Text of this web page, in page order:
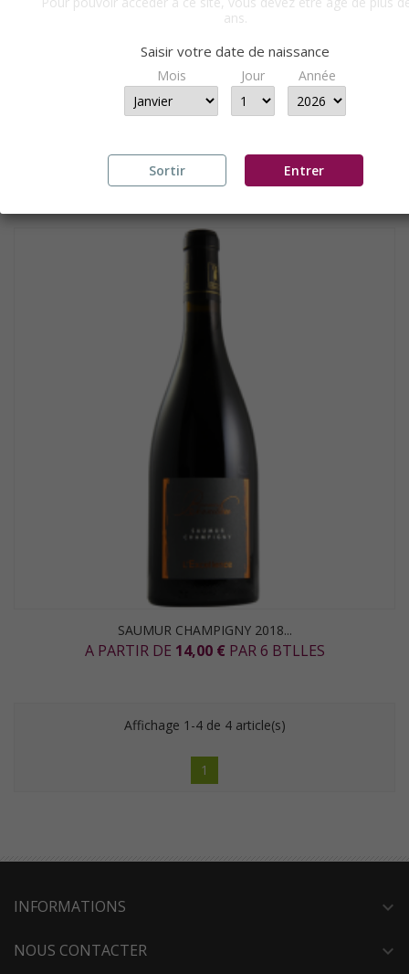
SAUMUR CHAMPIGNY 2021...
A PARTIR DE12,90 €PAR 6 BTLLES
SAUMUR CHAMPIGNY 2018...
A PARTIR DE 14,00 € PAR 6 BTLLES
Affichage 1-4 de 4 article(s)
1
INFORMATIONS expand_more
NOUS CONTACTER expand_more
ans.
Saisir votre date de naissance
Mois Jour Année
Sortir Entrer